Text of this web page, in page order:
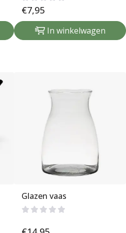
€7,95
In winkelwagen
Glazen vaas